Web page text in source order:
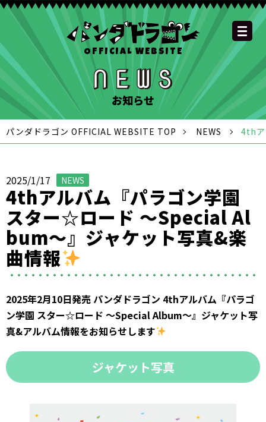
OFFICIAL WEBSITEOFFICIAL SITE TOP
NEWS MEMBER
SCHEDULE DISCOGRAPHY
GOODS
FAQ CONTACT
YOUTUBE
CHANNEL
INSTAGRAM
OFFICIAL
TWITTER
OFFICIAL LINE
ACCOUNT
OFFICIAL
TIKTOK
お知らせ
パンダドラゴン OFFICIAL WEBSITE TOP NEWS 4thア
2025/1/17 NEWS
4thアルバム『パラゴン学園
スター☆ロード 〜Special Al
bum〜』ジャケット写真&楽
曲情報
2025年2月10日発売 パンダドラゴン 4thアルバム『パラゴ
ン学園 スター☆ロード 〜Special Album〜』ジャケット写
真&アルバム情報をお知らせします
ジャケット写真